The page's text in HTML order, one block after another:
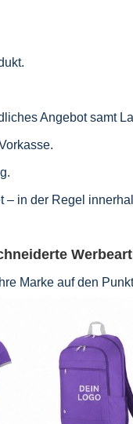
Angebot samt
in der Regel
Marke auf den